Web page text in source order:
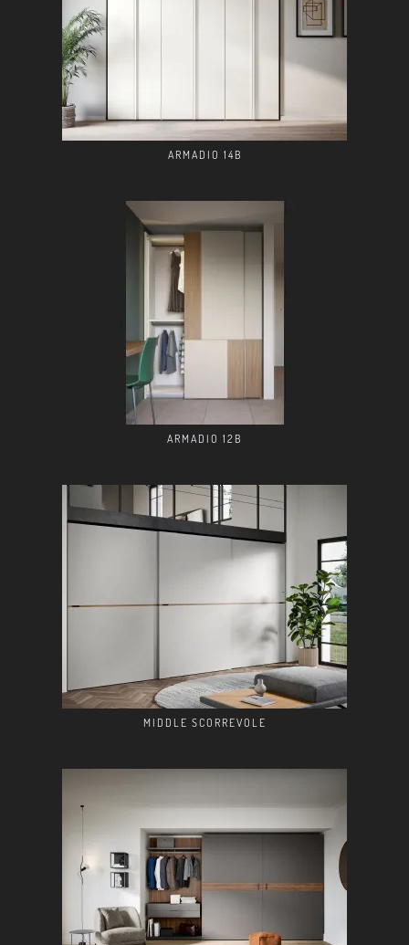
ARMADIO 14B
ARMADIO 12B
MIDDLE SCORREVOLE